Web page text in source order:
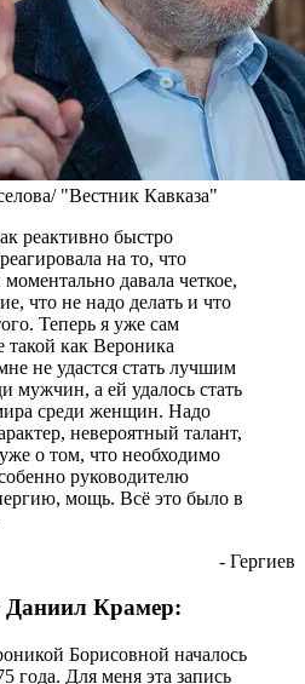
"Вестник Кавказа"
реактивно быстро
на то, что
давала четкое,
что не надо делать и что
Теперь я уже сам
как Вероника
не удастся стать лучшим
мужчин, а ей удалось стать
среди женщин. Надо
невероятный талант,
о том, что необходимо
руководителю
мощь. Всё это было в
- Гергиев
Крамер:
Борисовной началось
года. Для меня эта запись